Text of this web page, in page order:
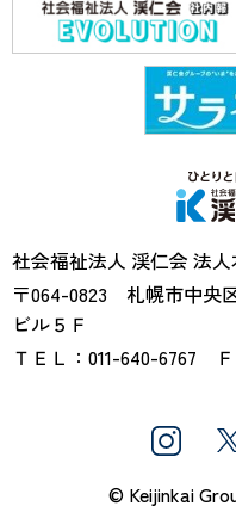
社会福
社会福祉法人 渓仁会 法
〒064-0823 札幌市中央
ビル５Ｆ
ＴＥＬ：011-640-6767
© Keijinkai